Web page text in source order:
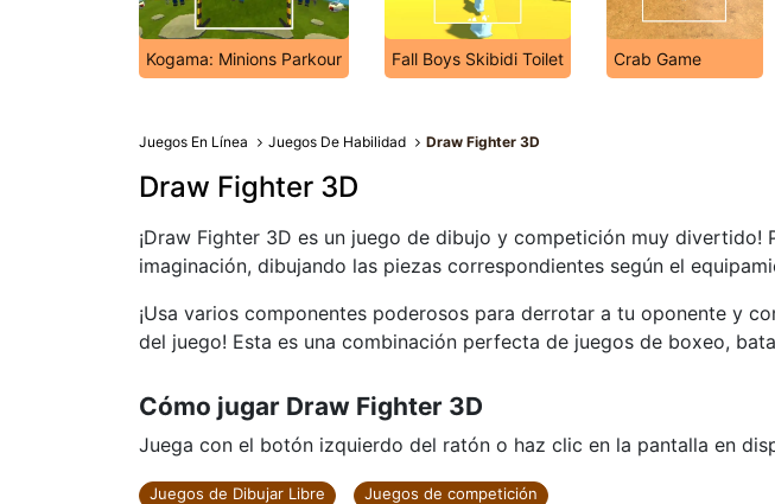
Kogama: Minions Parkour Fall Boys Skibidi Toilet Crab Game
Juegos En Línea Juegos De Habilidad Draw Fighter 3D
Draw Fighter 3D
¡Draw Fighter 3D es un juego de dibujo y competición muy divertido!
imaginación, dibujando las piezas correspondientes según el
¡Usa varios componentes poderosos para derrotar a tu oponente y
del juego! Esta es una combinación perfecta de juegos de boxeo,
Cómo jugar Draw Fighter 3D
Juega con el botón izquierdo del ratón o haz clic en la pantalla en
Juegos de Dibujar Libre Juegos de competición